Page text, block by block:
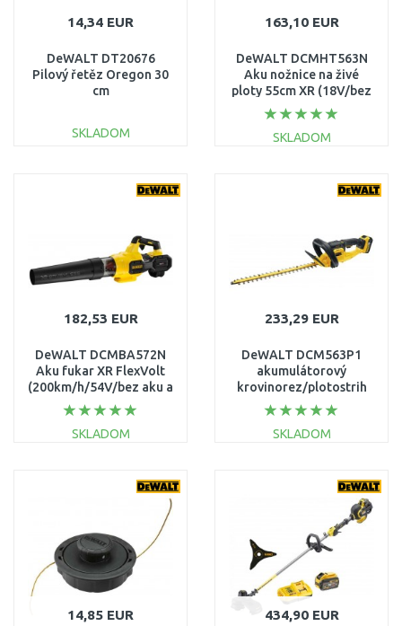
14,34 EUR
DeWALT DT20676
Pilový řetěz Oregon 30
cm
SKLADOM
163,10 EUR
DeWALT DCMHT563N
Aku nožnice na živé
ploty 55cm XR (18V/bez
aku)
SKLADOM
182,53 EUR
DeWALT DCMBA572N
Aku fukar XR FlexVolt
(200km/h/54V/bez aku a
nabíjačky)
SKLADOM
233,29 EUR
DeWALT DCM563P1
akumulátorový
krovinorez/plotostrih
55cm / 19mm, XR (1×5,0
Ah/18V)
SKLADOM
14,85 EUR 434,90 EUR